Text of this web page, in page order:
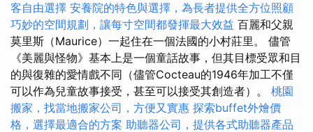
客自由選擇 安養院的特色與選擇，為長者提供全方位照顧
巧妙的空間規劃，讓每寸空間都發揮最大效益 百麗和父親
莫里斯（Maurice）一起住在一個法國的小村莊里。 儘管
《美麗與怪物》基本上是一個童話故事，但其目標受眾和目
的與復雜的愛情戲不同（儘管Cocteau的1946年加工不僅
可以作為兒童故事接受，甚至可以接受其創造者）。 桃園
搬家，找當地搬家公司，方便又實惠 探索buffet外燴價
格，選擇最適合的方案 助聽器公司，提供各式助聽器產品